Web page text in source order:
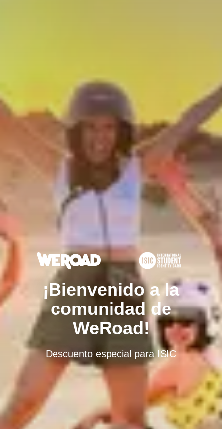
¡Bienvenido a la
comunidad de
WeRoad!
Descuento especial para ISIC